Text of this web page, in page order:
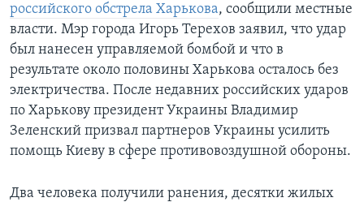
российского обстрела Харькова, сообщили местные
власти. Мэр города Игорь Терехов заявил, что удар
был нанесен управляемой бомбой и что в
результате около половины Харькова осталось без
электричества. После недавних российских ударов
по Харькову президент Украины Владимир
Зеленский призвал партнеров Украины усилить
помощь Киеву в сфере противовоздушной обороны.
Два человека получили ранения, десятки жилых